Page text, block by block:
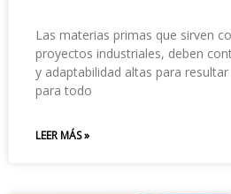
Las materias primas que sirven
proyectos industriales, deben
y adaptabilidad altas para
para todo
LEER MÁS »